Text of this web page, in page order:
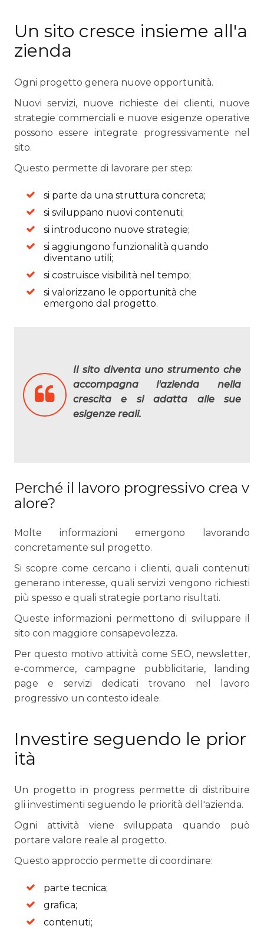
Un sito cresce insieme all'a
zienda
Ogni progetto genera nuove opportunità.
Nuovi servizi, nuove richieste dei clienti, nuove
strategie commerciali e nuove esigenze operative
possono essere integrate progressivamente nel
sito.
Questo permette di lavorare per step:
si parte da una struttura concreta;
si sviluppano nuovi contenuti;
si introducono nuove strategie;
si aggiungono funzionalità quando
diventano utili;
si costruisce visibilità nel tempo;
si valorizzano le opportunità che
emergono dal progetto.
Il sito diventa uno strumento che
accompagna l'azienda nella
crescita e si adatta alle sue
esigenze reali.
Perché il lavoro progressivo crea v
alore?
Molte informazioni emergono lavorando
concretamente sul progetto.
Si scopre come cercano i clienti, quali contenuti
generano interesse, quali servizi vengono richiesti
più spesso e quali strategie portano risultati.
Queste informazioni permettono di sviluppare il
sito con maggiore consapevolezza.
Per questo motivo attività come SEO, newsletter,
e-commerce, campagne pubblicitarie, landing
page e servizi dedicati trovano nel lavoro
progressivo un contesto ideale.
Investire seguendo le prior
ità
Un progetto in progress permette di distribuire
gli investimenti seguendo le priorità dell'azienda.
Ogni attività viene sviluppata quando può
portare valore reale al progetto.
Questo approccio permette di coordinare:
parte tecnica;
grafica;
contenuti;